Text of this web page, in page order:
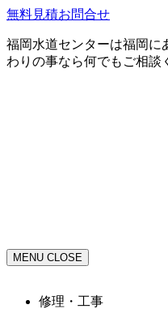
無料見積お問合せ
福岡水道センターは福岡に
わりの事なら何でもご相談
MENU CLOSE
修理・工事